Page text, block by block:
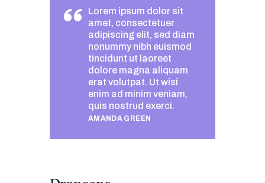
Lorem ipsum dolor sit
amet, consectetuer
adipiscing elit, sed diam
nonummy nibh euismod
tincidunt ut laoreet
dolore magna aliquam
erat volutpat. Ut wisi
enim ad minim veniam,
quis nostrud exerci.
AMANDA GREEN